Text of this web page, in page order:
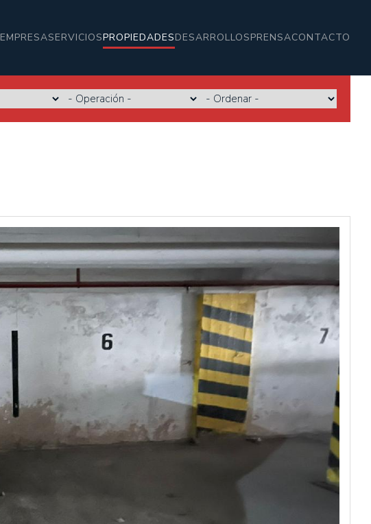
EMPRESASERVICIOSPROPIEDADESDESARROLLOSPRENSACONTACTO